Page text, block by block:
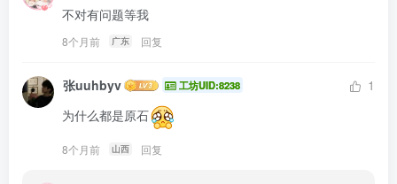
不对有问题等我
8个月前 广东 回复
张uuhbyv 工坊UID:8238
1
为什么都是原石
8个月前 山西 回复